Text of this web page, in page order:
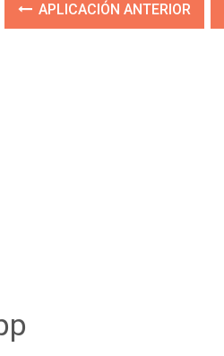
APLICACIÓN ANTERIOR